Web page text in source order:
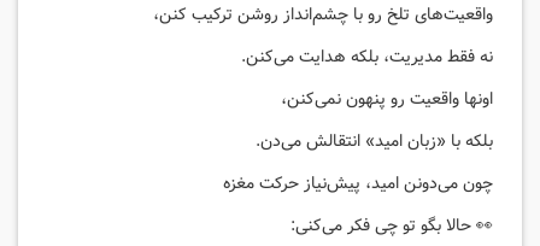
واقعیت‌های تلخ رو با چشم‌انداز روشن ترکیب کنن،
نه فقط مدیریت، بلکه هدایت می‌کنن.
اونها واقعیت رو پنهون نمی‌کنن،
بلکه با «زبان امید» انتقالش می‌دن.
چون می‌دونن امید، پیش‌نیاز حرکت مغزه
👀 حالا بگو تو چی فکر می‌کنی: